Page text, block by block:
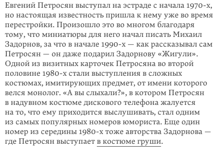
Евгений Петросян выступал на эстраде с начала 1970-х,
но настоящая известность пришла к нему уже во время
перестройки. Произошло это во многом благодаря
тому, что миниатюры для него начал писать Михаил
Задорнов, за что в начале 1990-х — как рассказывал сам
Петросян — он даже подарил Задорнову «Жигули».
Одной из визитных карточек Петросяна во второй
половине 1980-х стали выступления в сложных
костюмах, имити­рую­щих предмет, от имени которого
велся монолог. «А вы слыхали?», в кото­ром Петросян
в надувном костюме дискового телефона жалуется
на то, что ему приходится выслушивать, стал одним
из самых популярных номеров юмори­ста. Еще один
номер из середины 1980-х тоже авторства Задорнова —
где Петросян выступает в костюме груши.